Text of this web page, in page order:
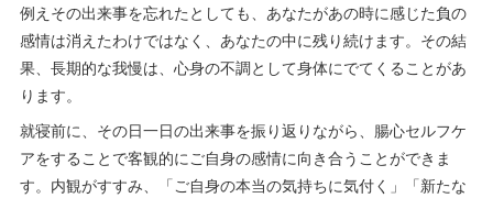
例えその出来事を忘れたとしても、あなたがあの時に感じた負の
感情は消えたわけではなく、あなたの中に残り続けます。その結
果、長期的な我慢は、心身の不調として身体にでてくることがあ
ります。
就寝前に、その日一日の出来事を振り返りながら、腸心セルフケ
アをすることで客観的にご自身の感情に向き合うことができま
す。内観がすすみ、「ご自身の本当の気持ちに気付く」「新たな